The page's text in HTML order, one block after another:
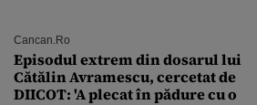
Cancan.ro
Episodul extrem din dosarul lui
Cătălin Avramescu, cercetat de
DIICOT: 'A plecat în pădure cu o